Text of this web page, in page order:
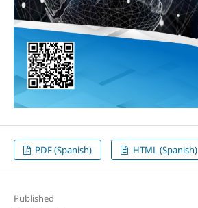
PDF (Spanish) HTML (Spanish)
Published